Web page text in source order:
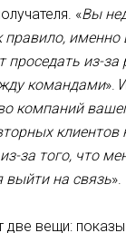
«Вы
правило, именно
из-за
командами».
компаний
клиентов
за того, что
выйти на связь».
две вещи: